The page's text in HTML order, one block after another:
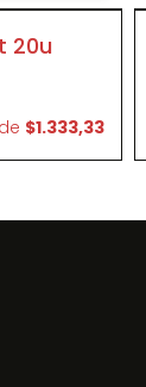
20u
de $1.333,33